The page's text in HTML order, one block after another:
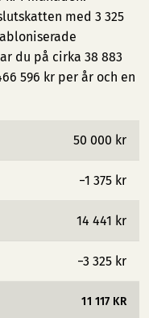
med 3 325
du på cirka 38 883
596 kr per år och en
50 000 kr
−1 375 kr
14 441 kr
−3 325 kr
11 117 KR